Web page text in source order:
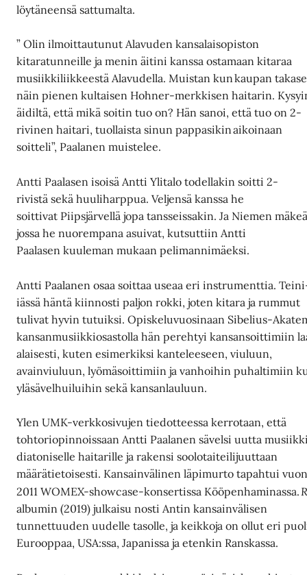
löytäneensä sattumalta.
” Olin ilmoittautunut Alavuden kansalaisopiston
kitaratunneille ja menin äitini kanssa ostamaan kitaraa
musiikkiliikkeestä Alavudella. Muistan kun kaupan
näin pienen kultaisen Hohner-merkkisen haitarin.
äidiltä, että mikä soitin tuo on? Hän sanoi, että tuo on 2-
rivinen haitari, tuollaista sinun pappasikin aikoinaan
soitteli”, Paalanen muistelee.
Antti Paalasen isoisä Antti Ylitalo todellakin soitti 2-
rivistä sekä huuliharppua. Veljensä kanssa he
soittivat Piipsjärvellä jopa tansseissakin. Ja Niemen
jossa he nuorempana asuivat, kutsuttiin Antti
Paalasen kuuleman mukaan pelimannimäeksi.
Antti Paalanen osaa soittaa useaa eri instrumenttia.
iässä häntä kiinnosti paljon rokki, joten kitara ja rummut
tulivat hyvin tutuiksi. Opiskeluvuosinaan Sibelius-
kansanmusiikkiosastolla hän perehtyi kansansoittimiin
alaisesti, kuten esimerkiksi kanteleeseen, viuluun,
avainviuluun, lyömäsoittimiin ja vanhoihin puhaltimiin
yläsävelhuiluihin sekä kansanlauluun.
Ylen UMK-verkkosivujen tiedotteessa kerrotaan, että
tohtoriopinnoissaan Antti Paalanen sävelsi uutta
diatoniselle haitarille ja rakensi soolotaiteilijuuttaan
määrätietoisesti. Kansainvälinen läpimurto tapahtui
2011 WOMEX-showcase-konsertissa Kööpenhaminassa.
albumin (2019) julkaisu nosti Antin kansainvälisen
tunnettuuden uudelle tasolle, ja keikkoja on ollut eri
Eurooppaa, USA:ssa, Japanissa ja etenkin Ranskassa.